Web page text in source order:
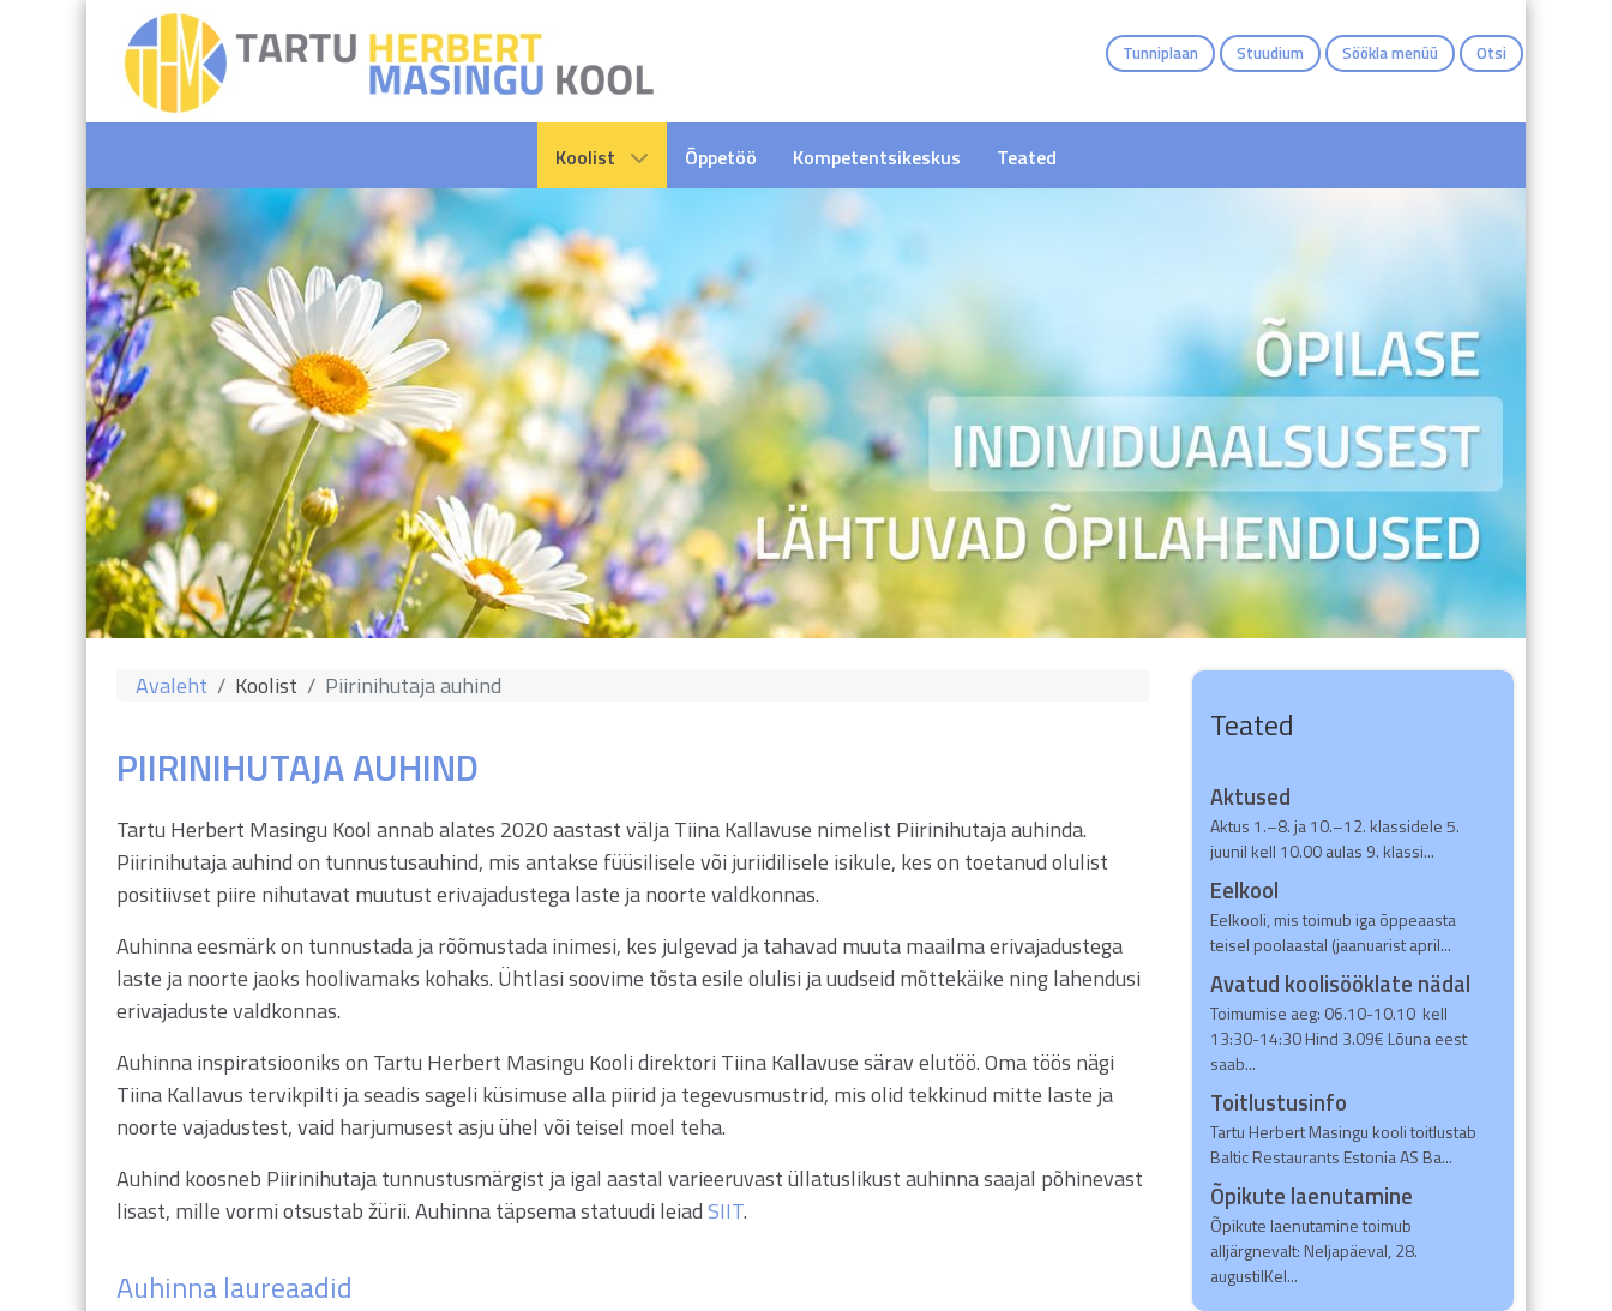
Otsi
Söökla menüü
Stuudium
Tunniplaan
Koolist Õppetöö Kompetentsikeskus Teated
Avaleht Koolist Piirinihutaja auhind
PIIRINIHUTAJA AUHIND
Tartu Herbert Masingu Kool annab alates 2020 aastast välja Tiina Kallavuse nimelist Piirinihutaja auhinda.
Piirinihutaja auhind on tunnustusauhind, mis antakse füüsilisele või juriidilisele isikule, kes on toetanud olulist
positiivset piire nihutavat muutust erivajadustega laste ja noorte valdkonnas.
Auhinna eesmärk on tunnustada ja rõõmustada inimesi, kes julgevad ja tahavad muuta maailma erivajadustega
laste ja noorte jaoks hoolivamaks kohaks. Ühtlasi soovime tõsta esile olulisi ja uudseid mõttekäike ning lahendusi
erivajaduste valdkonnas.
Auhinna inspiratsiooniks on Tartu Herbert Masingu Kooli direktori Tiina Kallavuse särav elutöö. Oma töös nägi
Tiina Kallavus tervikpilti ja seadis sageli küsimuse alla piirid ja tegevusmustrid, mis olid tekkinud mitte laste ja
noorte vajadustest, vaid harjumusest asju ühel või teisel moel teha.
Auhind koosneb Piirinihutaja tunnustusmärgist ja igal aastal varieeruvast üllatuslikust auhinna saajal põhinevast
lisast, mille vormi otsustab žürii. Auhinna täpsema statuudi leiadSIIT.
Auhinna laureaadid
Teated
Aktused
Aktus 1.–8. ja 10.–12. klassidele 5.
juunil kell 10.00 aulas 9. klassi...
Eelkool
Eelkooli, mis toimub iga õppeaasta
teisel poolaastal (jaanuarist april...
Avatud koolisööklate nädal
Toimumise aeg: 06.10-10.10 kell
13:30-14:30 Hind 3.09€ Lõuna eest
saab...
Toitlustusinfo
Tartu Herbert Masingu kooli toitlustab
Baltic Restaurants Estonia AS Ba...
Õpikute laenutamine
Õpikute laenutamine toimub
alljärgnevalt: Neljapäeval, 28.
augustilKel...